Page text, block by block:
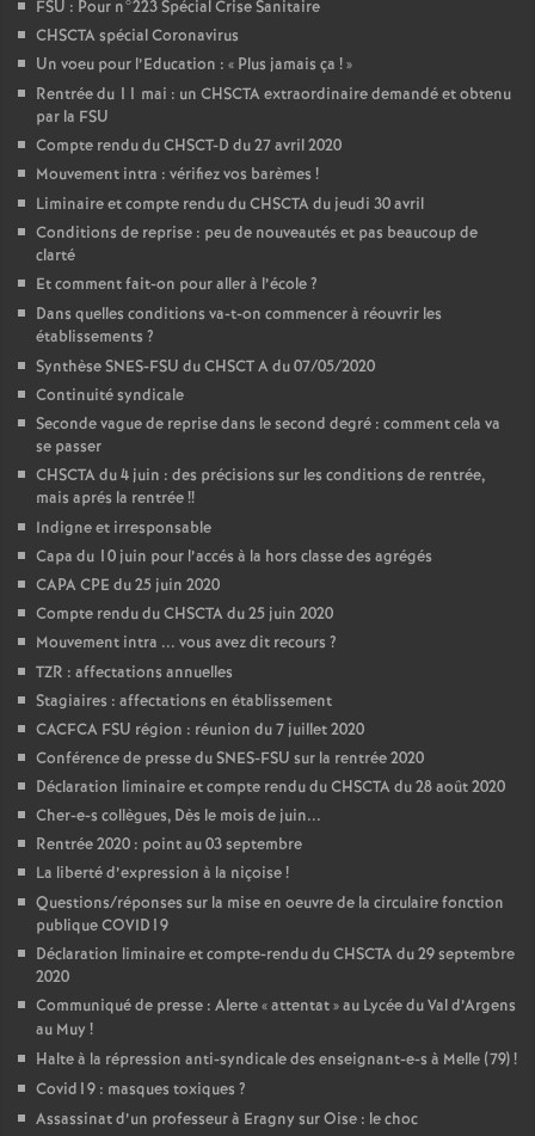
FSU : Pour n°223 Spécial Crise Sanitaire
CHSCTA spécial Coronavirus
Un voeu pour l’Education : « Plus jamais ça !»
Rentrée du 11 mai : un CHSCTA extraordinaire demandé et obtenu
par la FSU
Compte rendu du CHSCT-D du 27 avril 2020
Mouvement intra : vérifiez vos barèmes !
Liminaire et compte rendu du CHSCTA du jeudi 30 avril
Conditions de reprise : peu de nouveautés et pas beaucoup de
clarté
Et comment fait-on pour aller à l’école?
Dans quelles conditions va-t-on commencer à réouvrir les
établissements ?
Synthèse SNES-FSU du CHSCT A du 07/05/2020
Continuité syndicale
Seconde vague de reprise dans le second degré : comment cela va
se passer
CHSCTA du 4 juin : des précisions sur les conditions de rentrée,
mais aprés la rentrée!!
Indigne et irresponsable
Capa du 10 juin pour l’accés à la hors classe des agrégés
CAPA CPE du 25 juin 2020
Compte rendu du CHSCTA du 25 juin 2020
Mouvement intra ... vous avez dit recours ?
TZR : affectations annuelles
Stagiaires : affectations en établissement
CACFCA FSU région : réunion du 7 juillet 2020
Conférence de presse du SNES-FSU sur la rentrée 2020
Déclaration liminaire et compte rendu du CHSCTA du 28 août 2020
Cher-e-s collègues, Dès le mois de juin...
Rentrée 2020 : point au 03 septembre
La liberté d’expression à la niçoise!
Questions/réponses sur la mise en oeuvre de la circulaire fonction
publique COVID19
Déclaration liminaire et compte-rendu du CHSCTA du 29 septembre
2020
Communiqué de presse : Alerte «attentat» au Lycée du Val d’Argens
au Muy !
Halte à la répression anti-syndicale des enseignant-e-s à Melle (79)!
Covid19 : masques toxiques ?
Assassinat d’un professeur à Eragny sur Oise : le choc